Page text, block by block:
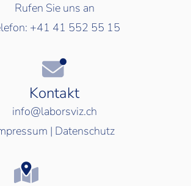
Rufen Sie uns an
+41 41 552 55 15
Kontakt
info@laborsviz.ch
| Datenschutz